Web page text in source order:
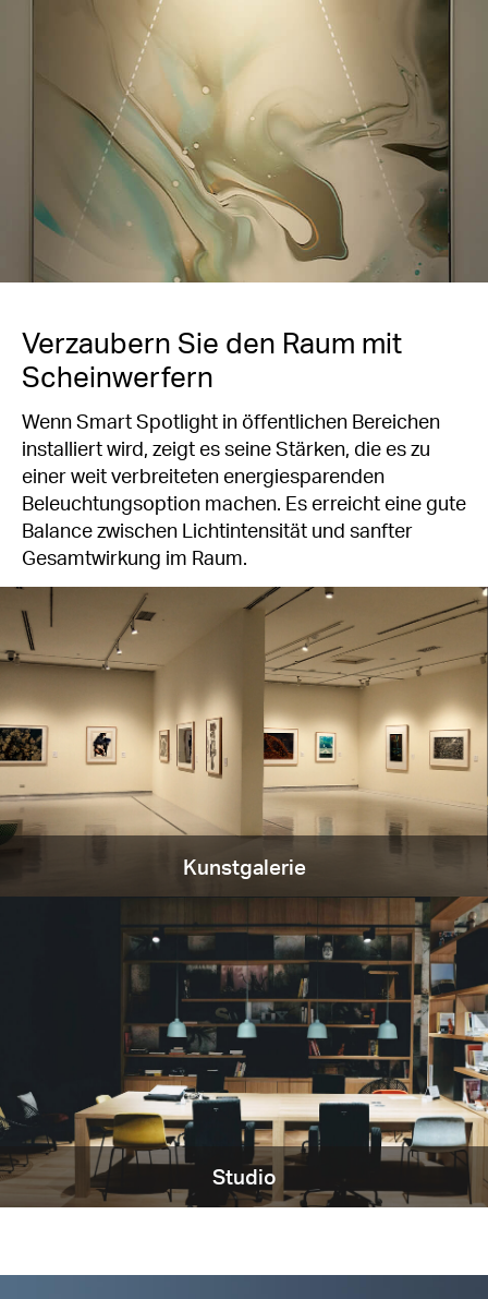
Verzaubern Sie den Raum mit
Scheinwerfern
Wenn Smart Spotlight in öffentlichen Bereichen
installiert wird, zeigt es seine Stärken, die es zu
einer weit verbreiteten energiesparenden
Beleuchtungsoption machen. Es erreicht eine gute
Balance zwischen Lichtintensität und sanfter
Gesamtwirkung im Raum.
Kunstgalerie
Studio